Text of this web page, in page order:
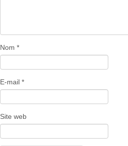
Nom *
E-mail *
Site web